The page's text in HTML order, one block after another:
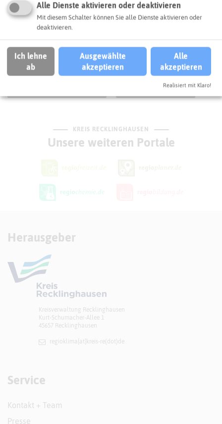
SCHLAGWORTE
Klimaschutz Kommunaler Klimaschutz
Castrop-Rauxel
KREIS RECKLINGHAUSEN
Unsere weiteren Portale
Herausgeber
Kreisverwaltung Recklinghausen
Kurt-Schumacher-Allee 1
45657 Recklinghausen
regioklima[at]​kreis-re(dot)de
Service
Kontakt + Team
Presse
Alle Dienste aktivieren oder deaktivieren
Mit diesem Schalter können Sie alle Dienste aktivieren oder
deaktivieren.
Ich lehne
ab
Ausgewählte
akzeptieren
Alle
akzeptieren
Realisiert mit Klaro!